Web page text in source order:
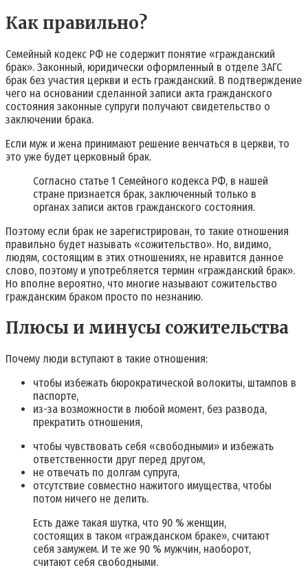
Как правильно?
Семейный кодекс РФ не содержит понятие «гражданский
брак». Законный, юридически оформленный в отделе ЗАГС
брак без участия церкви и есть гражданский. В подтверждение
чего на основании сделанной записи акта гражданского
состояния законные супруги получают свидетельство о
заключении брака.
Если муж и жена принимают решение венчаться в церкви, то
это уже будет церковный брак.
Согласно статье 1 Семейного кодекса РФ, в нашей
стране признается брак, заключенный только в
органах записи актов гражданского состояния.
Поэтому если брак не зарегистрирован, то такие отношения
правильно будет называть «сожительство». Но, видимо,
людям, состоящим в этих отношениях, не нравится данное
слово, поэтому и употребляется термин «гражданский брак».
Но вполне вероятно, что многие называют сожительство
гражданским браком просто по незнанию.
Плюсы и минусы сожительства
Почему люди вступают в такие отношения:
чтобы избежать бюрократической волокиты, штампов в
паспорте,
из-за возможности в любой момент, без развода,
прекратить отношения,
чтобы чувствовать себя «свободными» и избежать
ответственности друг перед другом,
не отвечать по долгам супруга,
отсутствие совместно нажитого имущества, чтобы
потом ничего не делить.
Есть даже такая шутка, что 90 % женщин,
состоящих в таком «гражданском браке», считают
себя замужем. И те же 90 % мужчин, наоборот,
считают себя свободными.